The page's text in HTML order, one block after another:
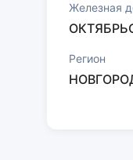
Железная
Регион